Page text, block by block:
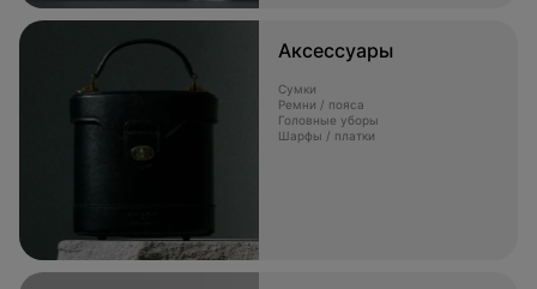
Аксессуары
Сумки
Ремни / пояса
Головные уборы
Шарфы / платки